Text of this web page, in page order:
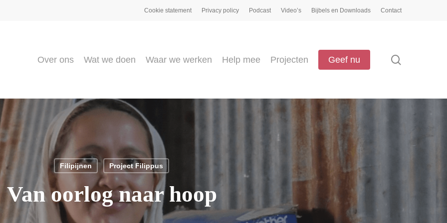
Cookie statement Privacy policy Podcast Video’s Bijbels en Downloads Contact
Over ons Wat we doen Waar we werken Help mee Projecten Geef nu
Filipijnen Project Filippus
Van oorlog naar hoop